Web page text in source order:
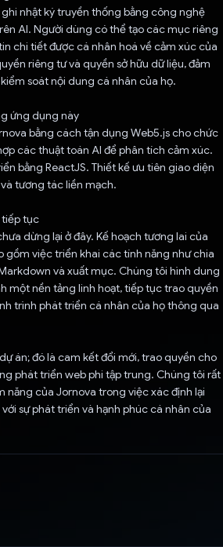
nhật ký truyền thống bằng công nghệ
AI. Người dùng có thể tạo các mục riêng
chi tiết được cá nhân hoá về cảm xúc của
riêng tư và quyền sở hữu dữ liệu, đảm
soát nội dung cá nhân của họ.
ứng dụng này
bằng cách tận dụng Web5.js cho chức
các thuật toán AI để phân tích cảm xúc.
bằng ReactJS. Thiết kế ưu tiên giao diện
tương tác liền mạch.
tiếp tục
dừng lại ở đây. Kế hoạch tương lai của
gồm việc triển khai các tính năng như chia
và xuất mục. Chúng tôi hình dung
một nền tảng linh hoạt, tiếp tục trao quyền
trình phát triển cá nhân của họ thông qua
án; đó là cam kết đổi mới, trao quyền cho
phát triển web phi tập trung. Chúng tôi rất
năng của Jornova trong việc xác định lại
sự phát triển và hạnh phúc cá nhân của